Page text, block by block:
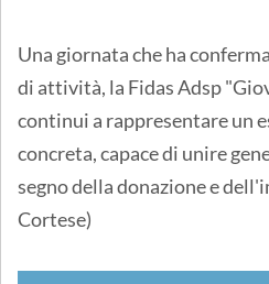
Una giornata che ha
di attività, la Fidas Adsp
continui a rappresentare un
concreta, capace di unire
segno della donazione e
Cortese)